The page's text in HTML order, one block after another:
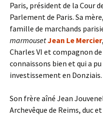
Paris, président de la Cour
Parlement de Paris. Sa
famille de marchands
marmousetJean Le Mercier
Charles VI et compagnon
connaissons bien et qui a
investissement en Donziais.
Son frère aîné Jean
Archevêque de Reims, duc